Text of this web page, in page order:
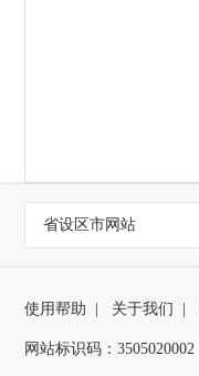
省设区市网站
使用帮助 | 关于我们 |
网站标识码：3505020002